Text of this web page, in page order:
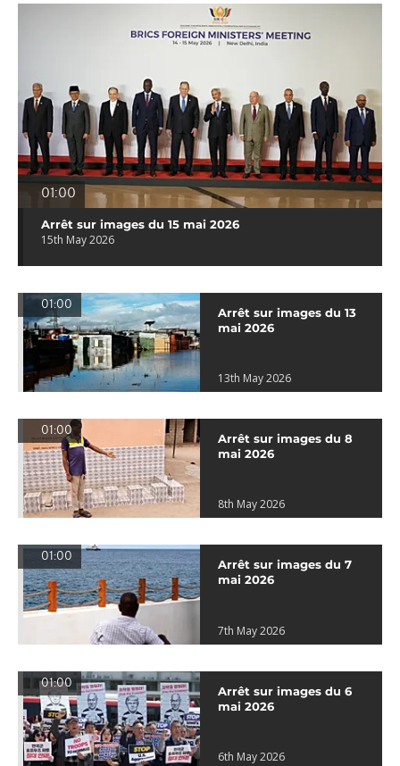
01:00
Arrêt sur images du 15 mai 2026
15th May 2026
01:00
Arrêt sur images du 13
mai 2026
13th May 2026
01:00
Arrêt sur images du 8
mai 2026
8th May 2026
01:00
Arrêt sur images du 7
mai 2026
7th May 2026
01:00
Arrêt sur images du 6
mai 2026
6th May 2026